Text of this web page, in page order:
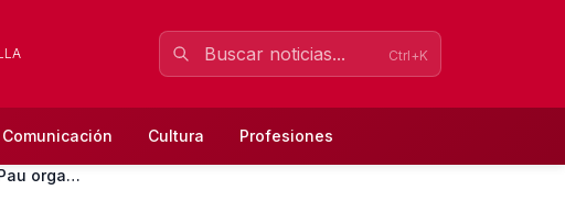
Ctrl+K
Comunicación Cultura Profesiones
El Centro de Educación de Adultos Miguel Espinosa Pau organi...